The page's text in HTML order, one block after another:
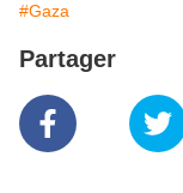
#Gaza
Partager